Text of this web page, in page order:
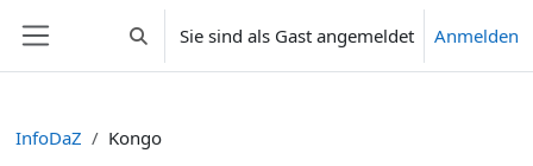
Website-ÜbersichtSucheingabe umschalten
Sie sind als Gast angemeldet Anmelden
InfoDaZ Kongo